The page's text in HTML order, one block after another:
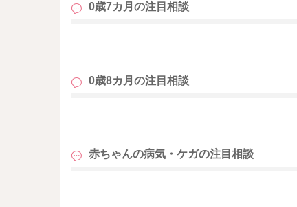
0歳7カ月の注目相談
0歳8カ月の注目相談
赤ちゃんの病気・ケガの注目相談